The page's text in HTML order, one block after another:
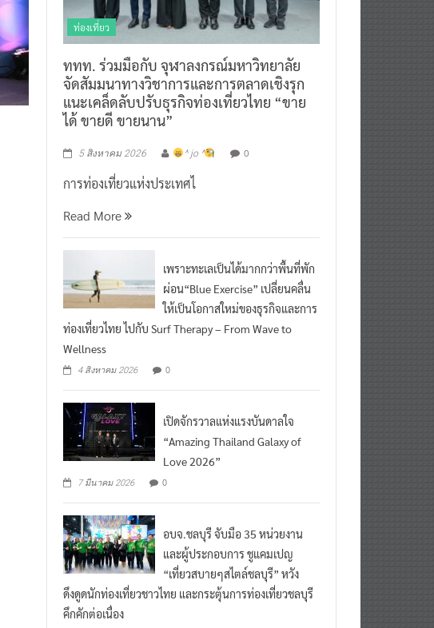
ท่องเที่ยว
ททท. ร่วมมือกับ จุฬาลงกรณ์มหาวิทยาลัย
จัดสัมมนาทางวิชาการและการตลาดเชิงรุก
แนะเคล็ดลับปรับธุรกิจท่องเที่ยวไทย “ขาย
ได้ ขายดี ขายนาน”
5 สิงหาคม 2026 ^ jo ^ 0
การท่องเที่ยวแห่งประเทศไ
Read More
เพราะทะเลเป็นได้มากกว่าพื้นที่พัก
ผ่อน“Blue Exercise” เปลี่ยนคลื่น
ให้เป็นโอกาสใหม่ของธุรกิจและการ
ท่องเที่ยวไทย ไปกับ Surf Therapy – From Wave to
Wellness
4 สิงหาคม 2026 0
เปิดจักรวาลแห่งแรงบันดาลใจ
“Amazing Thailand Galaxy of
Love 2026”
7 มีนาคม 2026 0
อบจ.ชลบุรี จับมือ 35 หน่วยงาน
และผู้ประกอบการ ชูแคมเปญ
“เที่ยวสบายๆสไตล์ชลบุรี” หวัง
ดึงดูดนักท่องเที่ยวชาวไทย และกระตุ้นการท่องเที่ยวชลบุรี
คึกคักต่อเนื่อง